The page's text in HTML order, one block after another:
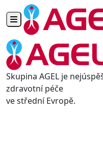
Toggle navigation
Skupina AGEL je
zdravotní péče
ve střední Evropě.